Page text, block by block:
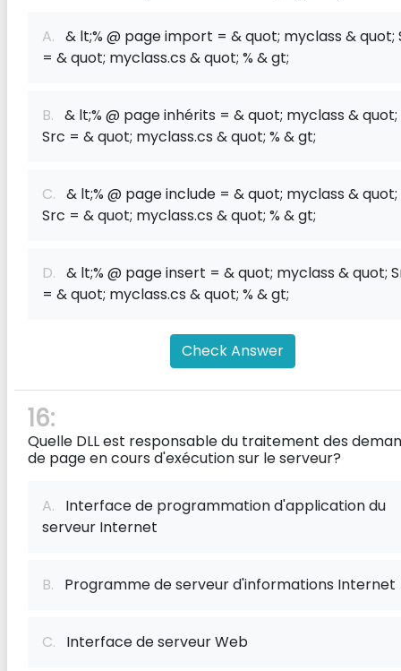
A. & lt;% @ page import = & quot; myclass & quot;
= & quot; myclass.cs & quot; % & gt;
B. & lt;% @ page inhérits = & quot; myclass & quot;
Src = & quot; myclass.cs & quot; % & gt;
C. & lt;% @ page include = & quot; myclass & quot;
Src = & quot; myclass.cs & quot; % & gt;
D. & lt;% @ page insert = & quot; myclass & quot;
= & quot; myclass.cs & quot; % & gt;
Check Answer
16:
Quelle DLL est responsable du traitement des
de page en cours d'exécution sur le serveur?
A. Interface de programmation d'application du
serveur Internet
B. Programme de serveur d'informations Internet
C. Interface de serveur Web